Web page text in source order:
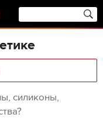
силиконы,